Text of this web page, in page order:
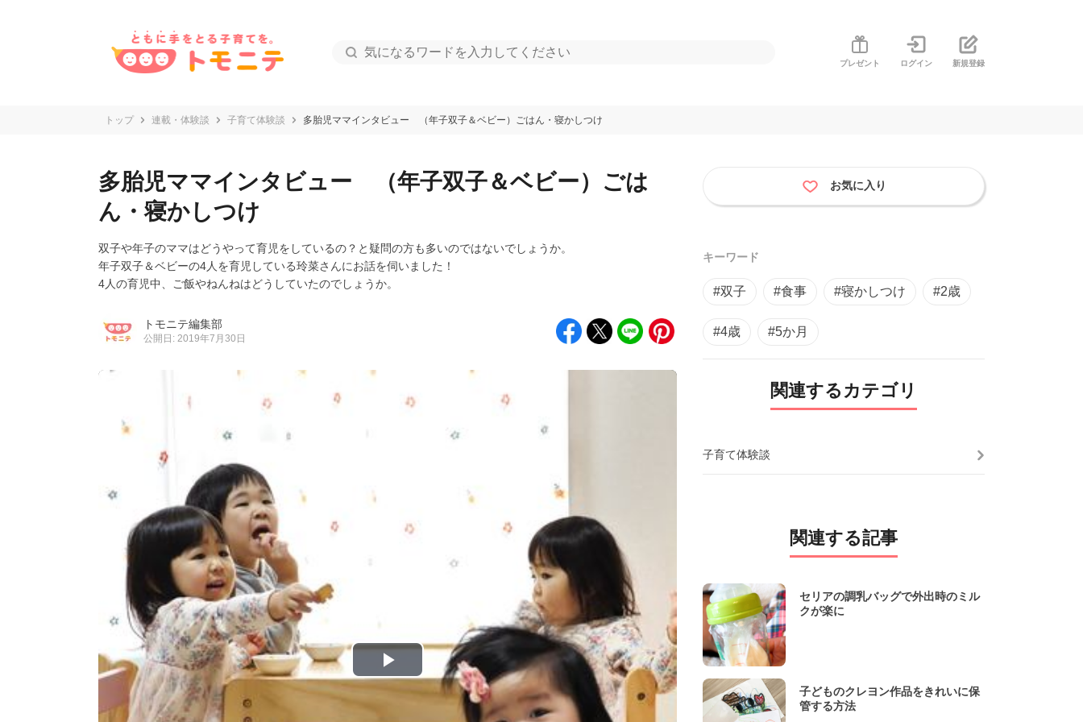
プレゼント ログイン 新規登録
トップ 連載・体験談 子育て体験談 多胎児ママインタビュー （年子双子＆ベビー）ごはん・寝かしつけ
多胎児ママインタビュー （年子双子＆ベビー）ごは
ん・寝かしつけ
双子や年子のママはどうやって育児をしているの？と疑問の方も多いのではないでしょうか。
年子双子＆ベビーの4人を育児している玲菜さんにお話を伺いました！
4人の育児中、ご飯やねんねはどうしていたのでしょうか。
トモニテ編集部
公開日: 2019年7月30日
P
お気に入り
キーワード
#双子 #食事 #寝かしつけ #2歳
#4歳 #5か月
関連するカテゴリ
子育て体験談
関連する記事
セリアの調乳バッグで外出時のミル
クが楽に
子どものクレヨン作品をきれいに保
管する方法